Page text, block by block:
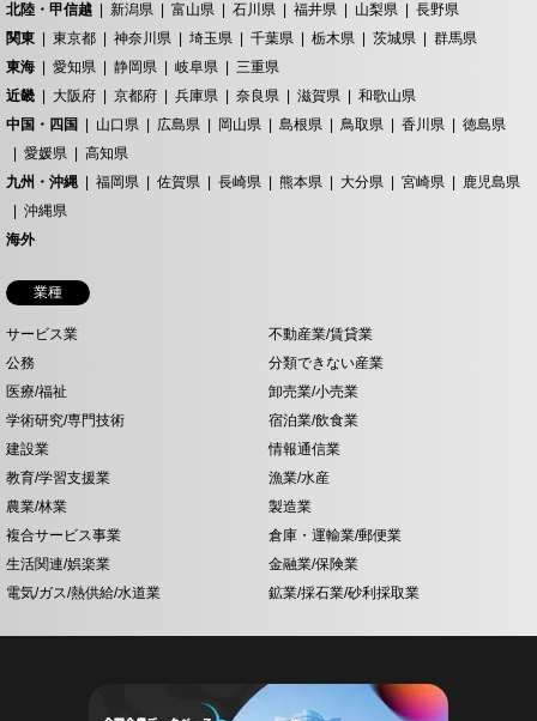
北陸・甲信越
新潟県 富山県 石川県 福井県 山梨県
長野県
関東
東京都 神奈川県 埼玉県 千葉県 栃木県 茨城県
群馬県
東海
愛知県 静岡県 岐阜県
三重県
近畿
大阪府 京都府 兵庫県 奈良県 滋賀県
和歌山県
中国・四国
山口県 広島県 岡山県 島根県 鳥取県 香川県
徳島県
愛媛県
高知県
九州・沖縄
福岡県 佐賀県 長崎県 熊本県 大分県 宮崎県
鹿児島県
沖縄県
海外
業種
サービス業
不動産業/賃貸業
公務
分類できない産業
医療/福祉
卸売業/小売業
学術研究/専門技術
宿泊業/飲食業
建設業
情報通信業
教育/学習支援業
漁業/水産
農業/林業
製造業
複合サービス事業
倉庫・運輸業/郵便業
生活関連/娯楽業
金融業/保険業
電気/ガス/熱供給/水道業
鉱業/採石業/砂利採取業